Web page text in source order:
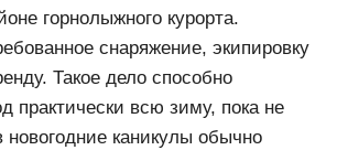
горнолыжного курорта.
снаряжение, экипировку
Такое дело способно
практически всю зиму, пока не
новогодние каникулы обычно